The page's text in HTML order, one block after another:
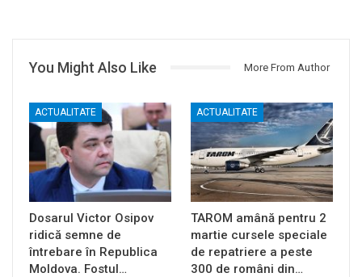
You Might Also Like More From Author
ACTUALITATE
Dosarul Victor Osipov
ridică semne de
întrebare în Republica
Moldova. Fostul…
ACTUALITATE
TAROM amână pentru 2
martie cursele speciale
de repatriere a peste
300 de români din…